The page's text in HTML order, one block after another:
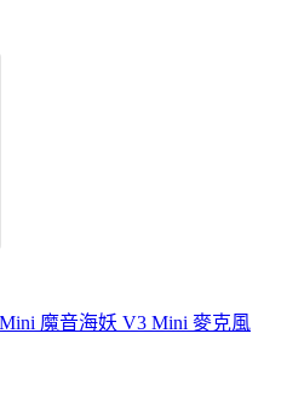
魔音海妖 V3 Mini 麥克風